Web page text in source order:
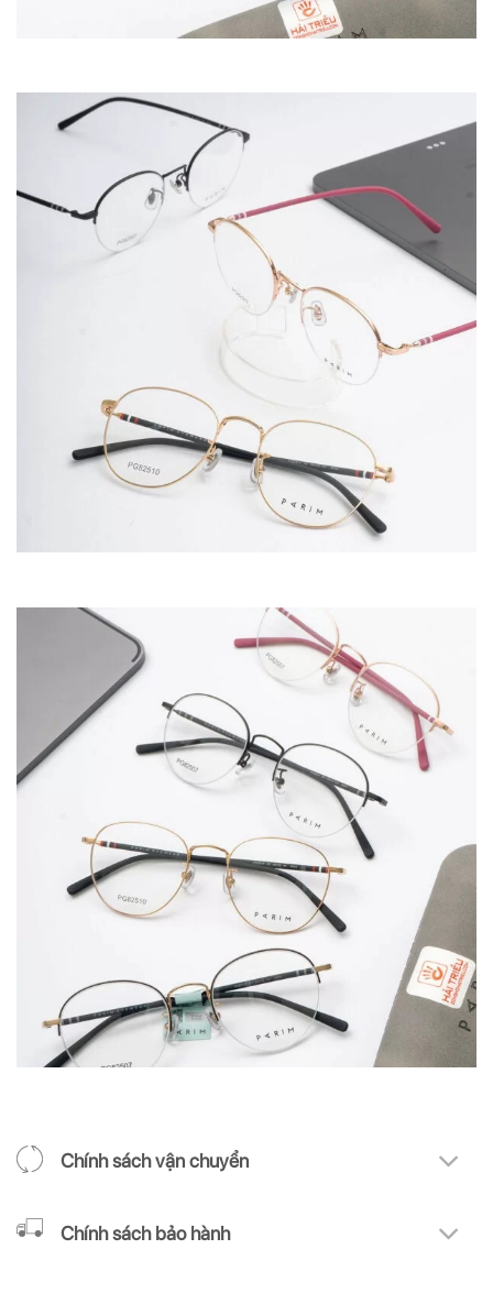
Chính sách vận chuyển
Chính sách bảo hành